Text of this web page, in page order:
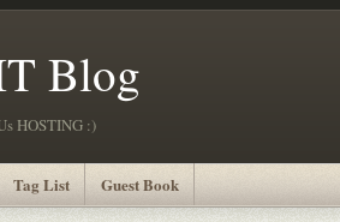
Blog
HOSTING :)
Tag List Guest Book